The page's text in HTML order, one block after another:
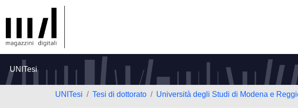
UNITesi
UNITesi Tesi di dottorato Università degli Studi di Modena e